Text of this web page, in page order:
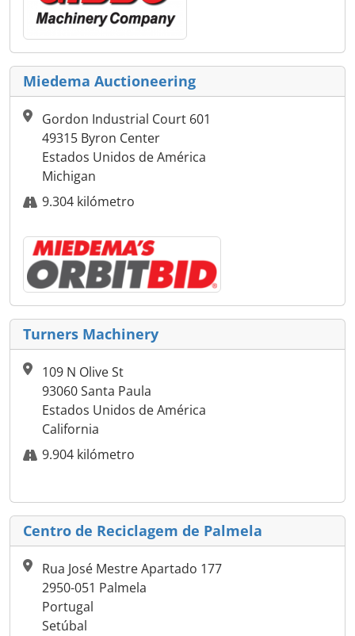
Miedema Auctioneering
Gordon Industrial Court 601
49315 Byron Center
Estados Unidos de América
Michigan
9.304 kilómetro
Turners Machinery
109 N Olive St
93060 Santa Paula
Estados Unidos de América
California
9.904 kilómetro
Centro de Reciclagem de Palmela
Rua José Mestre Apartado 177
2950-051 Palmela
Portugal
Setúbal